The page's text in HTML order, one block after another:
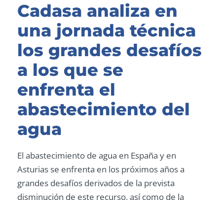
Cadasa analiza en
una jornada técnica
los grandes desafíos
a los que se
enfrenta el
abastecimiento del
agua
El abastecimiento de agua en España y en
Asturias se enfrenta en los próximos años a
grandes desafíos derivados de la prevista
disminución de este recurso, así como de la